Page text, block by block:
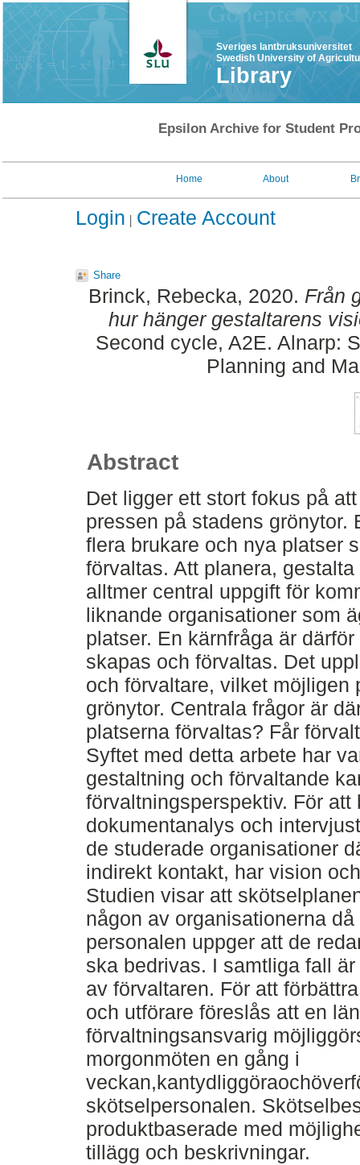
Sveriges lantbruksuniversitet
Swedish University of
Library
Epsilon Archive for Student
Home About
Login Create Account
Share
Brinck, Rebecka, 2020. Från
hur hänger gestaltarens
Second cycle, A2E. Alnarp:
Planning and
Abstract
Det ligger ett stort fokus på
pressen på stadens
flera brukare och nya platser
förvaltas. Att planera,
alltmer central uppgift för
liknande organisationer som
platser. En kärnfråga är
skapas och förvaltas. Det
och förvaltare, vilket möjligen
grönytor. Centrala frågor är
platserna förvaltas? Får
Syftet med detta arbete har
gestaltning och förvaltande
förvaltningsperspektiv. För
dokumentanalys och
de studerade organisationer
indirekt kontakt, har vision
Studien visar att
någon av organisationerna
personalen uppger att de
ska bedrivas. I samtliga fall
av förvaltaren. För att
och utförare föreslås att en
förvaltningsansvarig
morgonmöten en gång i
skötselpersonalen.
produktbaserade med
tillägg och beskrivningar.